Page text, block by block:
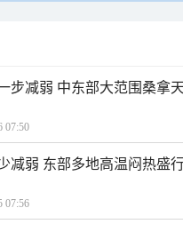
步减弱 中东部大范围桑拿
07:50
减弱 东部多地高温闷热盛
07:56